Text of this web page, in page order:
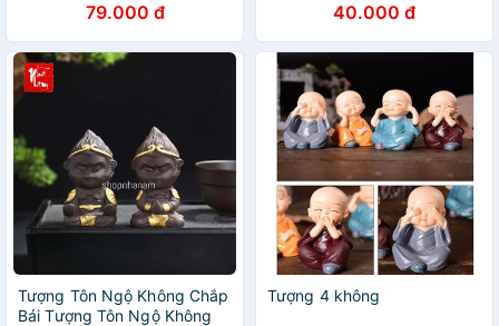
79.000 đ 40.000 đ
Tượng Tôn Ngộ Không Chắp
Bái Tượng Tôn Ngộ Không
Tượng 4 không